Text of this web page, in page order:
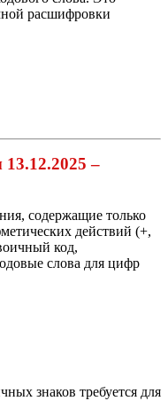
расшифровки
–
содержащие только
действий (+,
код,
слова для цифр
знаков требуется для